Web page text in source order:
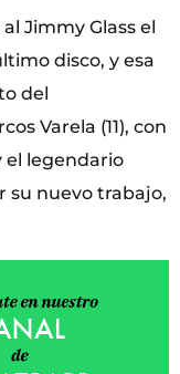
Jimmy Glass el
disco, y esa
del
Varela (11), con
el legendario
su nuevo trabajo,